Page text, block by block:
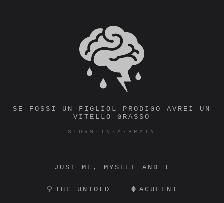
SE FOSSI UN FIGLIOL PRODIGO AVREI UN
VITELLO GRASSO
STORM·IN·A·BRAIN
JUST ME, MYSELF AND I
THE UNTOLD ACUFENI